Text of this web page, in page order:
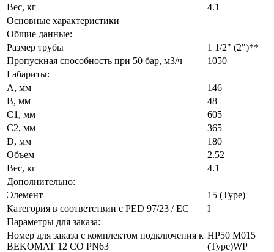
Вес, кг
4.1
Основные характеристики
Общие данные:
Размер трубы
1 1/2" (2")**
Пропускная способность при 50 бар, м3/ч
1050
Габариты:
A, мм
146
B, мм
48
C1, мм
605
C2, мм
365
D, мм
180
Объем
2.52
Вес, кг
4.1
Дополнительно:
Элемент
15 (Type)
Категория в соответствии с PED 97/23 / EC
I
Параметры для заказа:
Номер для заказа с комплектом подключения к
BEKOMAT 12 CO PN63
HP50 M015
(Type)WP